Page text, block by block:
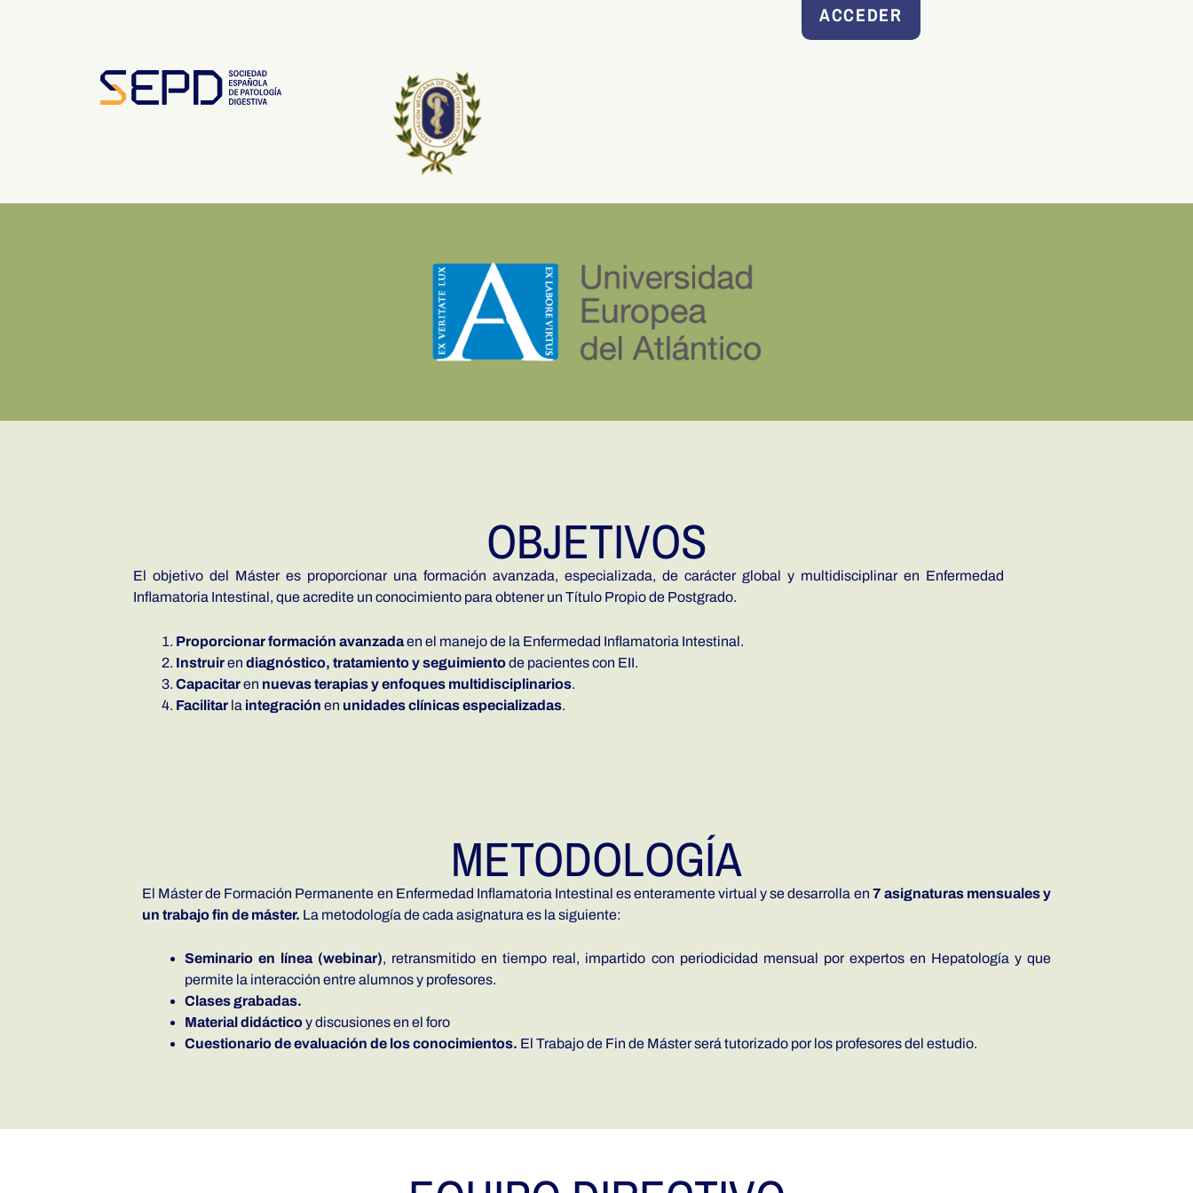
ACCEDER
OBJETIVOS
El objetivo del Máster es proporcionar una formación avanzada, especializada, de carácter global y multidisciplinar en Enfermedad
Inflamatoria Intestinal, que acredite un conocimiento para obtener un Título Propio de Postgrado.
Proporcionar formación avanzadaen el manejo de la Enfermedad Inflamatoria Intestinal.
Instruiren diagnóstico, tratamiento y seguimientode pacientes con EII.
Capacitaren nuevas terapias y enfoques multidisciplinarios.
Facilitar la integración en unidades clínicas especializadas.
METODOLOGÍA
El Máster de Formación Permanente en Enfermedad Inflamatoria Intestinal es enteramente virtual y se desarrolla en 7 asignaturas mensuales y
un trabajo fin de máster. La metodología de cada asignatura es la siguiente:
Seminario en línea (webinar), retransmitido en tiempo real, impartido con periodicidad mensual por expertos en Hepatología y que
permite la interacción entre alumnos y profesores.
Clases grabadas.
Material didácticoy discusiones en el foro
Cuestionario de evaluación de los conocimientos. El Trabajo de Fin de Máster será tutorizado por los profesores del estudio.